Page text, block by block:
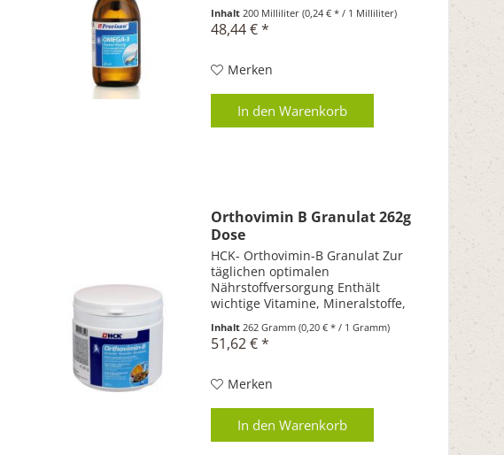
(mind. 35% EPA & DHA) Mit hohem
Gehalt an mehrfach ungesättigten
Inhalt 200 Milliliter (0,24 € * / 1 Milliliter)
48,44 € *
Merken
In den Warenkorb
Orthovimin B Granulat 262g
Dose
HCK- Orthovimin-B Granulat Zur
täglichen optimalen
Nährstoffversorgung Enthält
wichtige Vitamine, Mineralstoffe,
Spurenelemente Unterstützt Ihr
Immunsystem Steigert Ihre
Erhöht Ihre...
Inhalt 262 Gramm (0,20 € * / 1 Gramm)
51,62 € *
Merken
In den Warenkorb